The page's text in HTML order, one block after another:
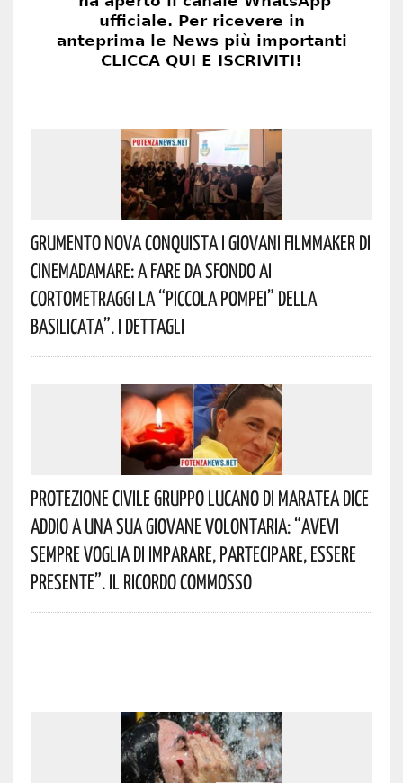
Grumento Nova Conquista I Giovani Filmmaker Di
Cinemadamare: A Fare Da Sfondo Ai
Cortometraggi La “Piccola Pompei” Della
Basilicata”. I Dettagli
Protezione Civile Gruppo Lucano Di Maratea Dice
Addio A Una Sua Giovane Volontaria: “avevi
Sempre Voglia Di Imparare, Partecipare, Essere
Presente”. Il Ricordo Commosso